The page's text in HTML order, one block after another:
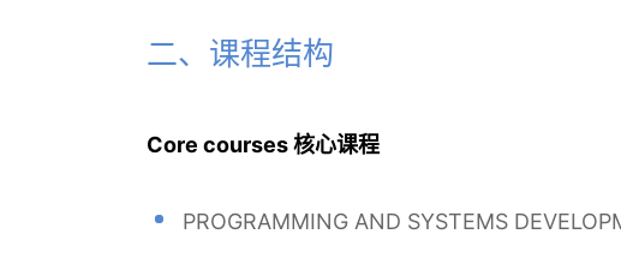
二、课程结构
Core courses 核心课程
PROGRAMMING AND SYSTEMS